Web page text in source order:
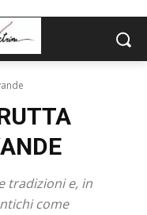
tradizioni e, in
come